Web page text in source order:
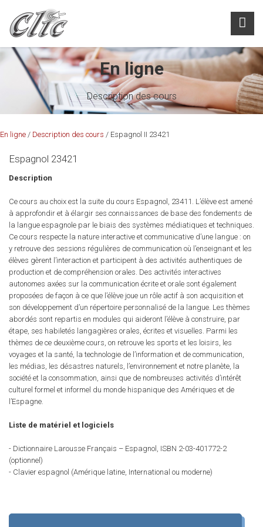
En ligne
Description des cours
En ligne / Description des cours / Espagnol II 23421
Espagnol 23421
Description
Ce cours au choix est la suite du cours Espagnol, 23411. L’élève est amené
à approfondir et à élargir ses connaissances de base des fondements de
la langue espagnole par le biais des systèmes médiatiques et techniques.
Ce cours respecte la nature interactive et communicative d’une langue : on
y retrouve des sessions régulières de communication où l’enseignant et les
élèves gèrent l’interaction et participent à des activités authentiques de
production et de compréhension orales. Des activités interactives
autonomes axées sur la communication écrite et orale sont également
proposées de façon à ce que l’élève joue un rôle actif à son acquisition et
son développement d’un répertoire personnalisé de la langue. Les thèmes
abordés sont repartis en modules qui aideront l’élève à construire, par
étape, ses habiletés langagières orales, écrites et visuelles. Parmi les
thèmes de ce deuxième cours, on retrouve les sports et les loisirs, les
voyages et la santé, la technologie de l’information et de communication,
les médias, les désastres naturels, l’environnement et notre planète, la
société et la consommation, ainsi que de nombreuses activités d’intérêt
culturel formel et informel du monde hispanique des Amériques et de
l’Espagne.
Liste de matériel et logiciels
- Dictionnaire Larousse Français – Espagnol, ISBN 2-03-401772-2
(optionnel)
- Clavier espagnol (Amérique latine, International ou moderne)